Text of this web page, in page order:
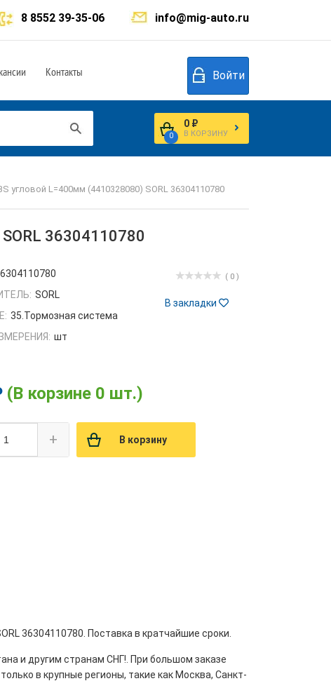
info@mig-auto.ru
8 8552 39-35-06
Контакты Войти
0
0 ₽
В КОРЗИНУ
угловой L=400мм (4410328080) SORL 36304110780
36304110780
( 0 )
В закладки
SORL
35.Тормозная система
шт
(В корзине 0 шт.)
+ В корзину
36304110780. Поставка в кратчайшие сроки.
и другим странам СНГ!. При большом заказе
в крупные регионы, такие как Москва, Санкт-